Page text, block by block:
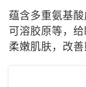
蕴含多重氨基酸
可溶胶原等，
柔嫩肌肤，改善